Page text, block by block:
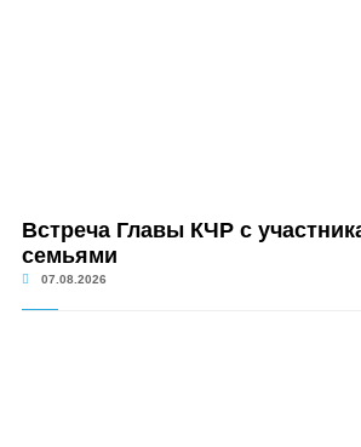
Встреча Главы КЧР с
семьями
07.08.2026